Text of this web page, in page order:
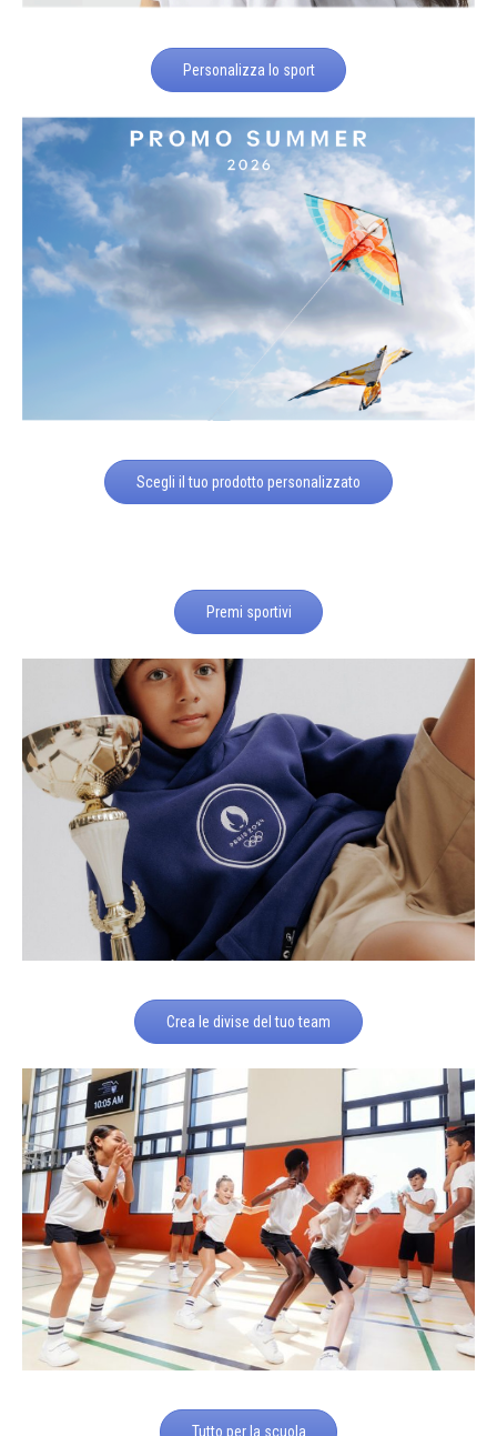
Personalizza lo sport
Scegli il tuo prodotto personalizzato
Premi sportivi
Crea le divise del tuo team
Tutto per la scuola